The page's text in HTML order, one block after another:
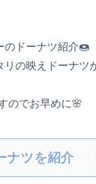
のドーナツ紹介🍩
の映えドーナツ
のでお早めに🌸
ナツを紹介